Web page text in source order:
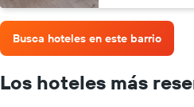
Busca hoteles en este barrio
Los hoteles más